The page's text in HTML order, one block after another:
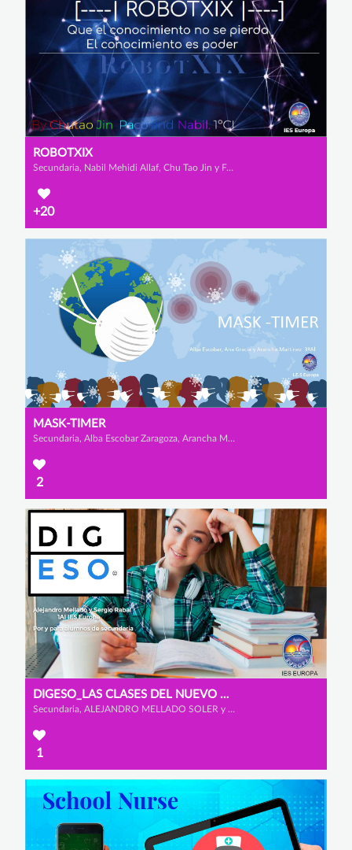
ROBOTXIX
Secundaria, Nabil Mehidi Allaf, Chu Tao Jin y Francisco Castro Martínez
+20
MASK-TIMER
Secundaria, Alba Escobar Zaragoza, Arancha Martínez Simó y Ana Gracia Jódar
2
DIGESO_LAS CLASES DEL NUEVO MILENIO
Secundaria, ALEJANDRO MELLADO SOLER y SERGIO RABAL AYALA
1